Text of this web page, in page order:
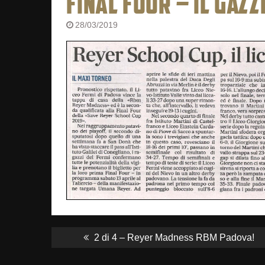
28/03/2019
ARTICOLIPrevious
2 di 4 – Reyer Madness RBM Padova!